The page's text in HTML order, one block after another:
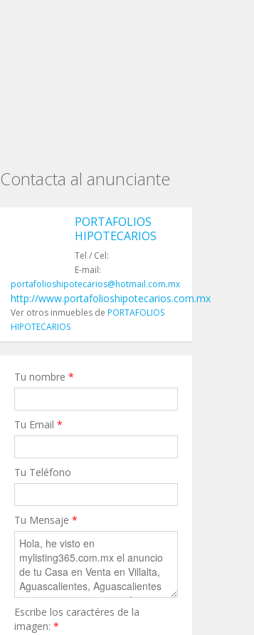
Contacta al anunciante
PORTAFOLIOS
HIPOTECARIOS
Tel / Cel:
E-mail:
portafolioshipotecarios@hotmail.com.mx
http://www.portafolioshipotecarios.com.mx
Ver otros inmuebles de PORTAFOLIOS
HIPOTECARIOS
Tu nombre *
Tu Email *
Tu Teléfono
Tu Mensaje *
Escribe los caractéres de la
imagen: *